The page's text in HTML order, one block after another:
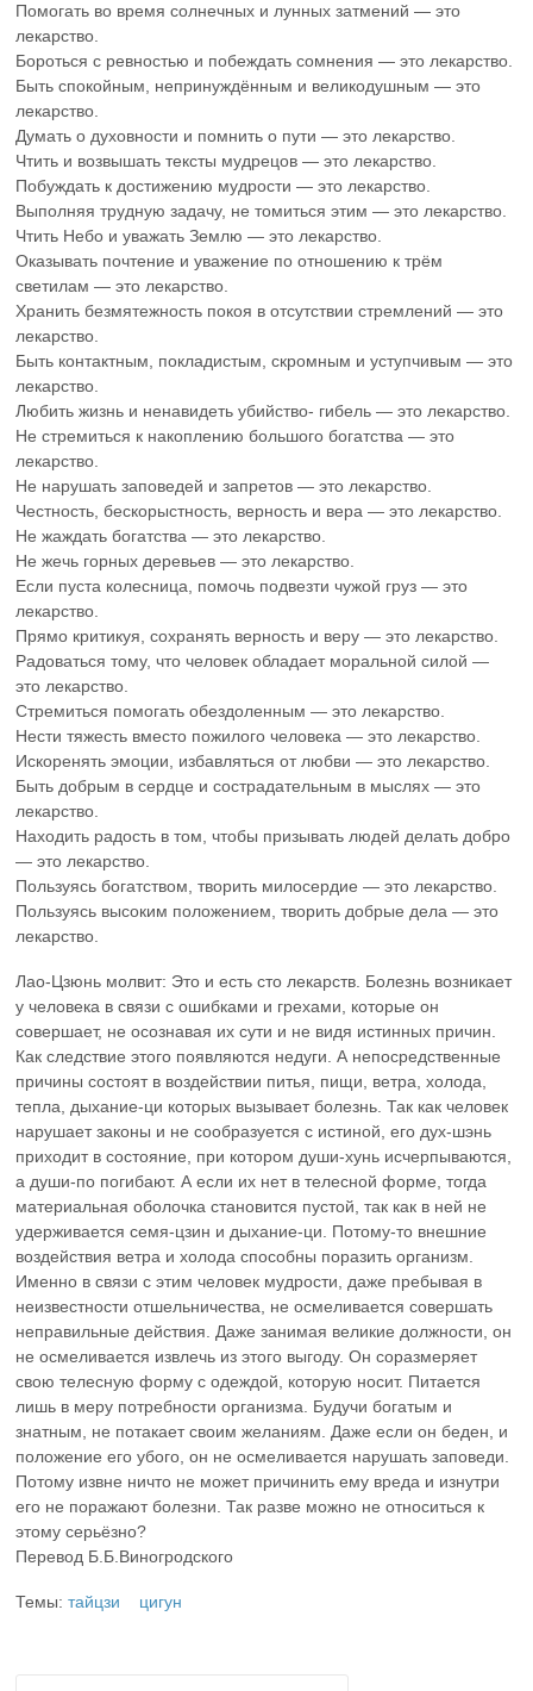
Помогать во время солнечных и лунных затмений — это
лекарство.
Бороться с ревностью и побеждать сомнения — это лекарство.
Быть спокойным, непринуждённым и великодушным — это
лекарство.
Думать о духовности и помнить о пути — это лекарство.
Чтить и возвышать тексты мудрецов — это лекарство.
Побуждать к достижению мудрости — это лекарство.
Выполняя трудную задачу, не томиться этим — это лекарство.
Чтить Небо и уважать Землю — это лекарство.
Оказывать почтение и уважение по отношению к трём
светилам — это лекарство.
Хранить безмятежность покоя в отсутствии стремлений — это
лекарство.
Быть контактным, покладистым, скромным и уступчивым — это
лекарство.
Любить жизнь и ненавидеть убийство- гибель — это лекарство.
Не стремиться к накоплению большого богатства — это
лекарство.
Не нарушать заповедей и запретов — это лекарство.
Честность, бескорыстность, верность и вера — это лекарство.
Не жаждать богатства — это лекарство.
Не жечь горных деревьев — это лекарство.
Если пуста колесница, помочь подвезти чужой груз — это
лекарство.
Прямо критикуя, сохранять верность и веру — это лекарство.
Радоваться тому, что человек обладает моральной силой —
это лекарство.
Стремиться помогать обездоленным — это лекарство.
Нести тяжесть вместо пожилого человека — это лекарство.
Искоренять эмоции, избавляться от любви — это лекарство.
Быть добрым в сердце и сострадательным в мыслях — это
лекарство.
Находить радость в том, чтобы призывать людей делать добро
— это лекарство.
Пользуясь богатством, творить милосердие — это лекарство.
Пользуясь высоким положением, творить добрые дела — это
лекарство.
Лао-Цзюнь молвит: Это и есть сто лекарств. Болезнь возникает
у человека в связи с ошибками и грехами, которые он
совершает, не осознавая их сути и не видя истинных причин.
Как следствие этого появляются недуги. А непосредственные
причины состоят в воздействии питья, пищи, ветра, холода,
тепла, дыхание-ци которых вызывает болезнь. Так как человек
нарушает законы и не сообразуется с истиной, его дух-шэнь
приходит в состояние, при котором души-хунь исчерпываются,
а души-по погибают. А если их нет в телесной форме, тогда
материальная оболочка становится пустой, так как в ней не
удерживается семя-цзин и дыхание-ци. Потому-то внешние
воздействия ветра и холода способны поразить организм.
Именно в связи с этим человек мудрости, даже пребывая в
неизвестности отшельничества, не осмеливается совершать
неправильные действия. Даже занимая великие должности, он
не осмеливается извлечь из этого выгоду. Он соразмеряет
свою телесную форму с одеждой, которую носит. Питается
лишь в меру потребности организма. Будучи богатым и
знатным, не потакает своим желаниям. Даже если он беден, и
положение его убого, он не осмеливается нарушать заповеди.
Потому извне ничто не может причинить ему вреда и изнутри
его не поражают болезни. Так разве можно не относиться к
этому серьёзно?
Перевод Б.Б.Виногродского
Темы:тайцзи цигун